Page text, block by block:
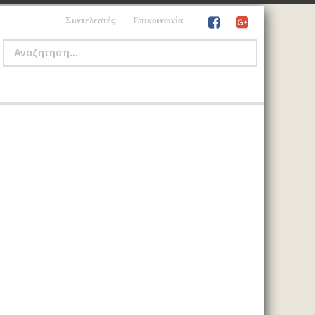
Συντελεστές Επικοινωνία